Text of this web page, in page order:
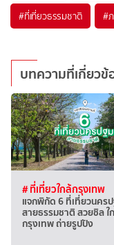
#ที่เที่ยวธรรมชาติ #
บทความที่เกี่ยวข้
# ที่เที่ยวใกล้กรุงเทพ
แจกพิกัด 6 ที่เที่ยวนคร
สายธรรมชาติ สวยชิล ใ
กรุงเทพ ถ่ายรูปปัง